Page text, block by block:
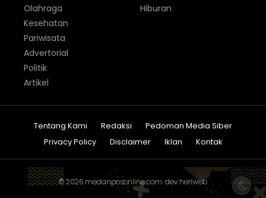
Olahraga
Hiburan
Kesehatan
Pariwisata
Advertorial
Politik
Artikel
Tentang Kami Redaksi
Pedoman Media Siber
Privacy Policy
Disclaimer Iklan Kontak
© 2026 medanposonline.com. dev heriweb